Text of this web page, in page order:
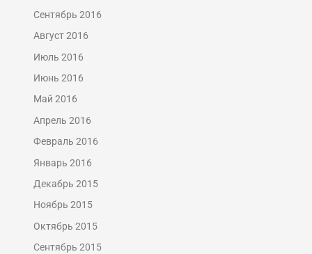
Сентябрь 2016
Август 2016
Июль 2016
Июнь 2016
Май 2016
Апрель 2016
Февраль 2016
Январь 2016
Декабрь 2015
Ноябрь 2015
Октябрь 2015
Сентябрь 2015